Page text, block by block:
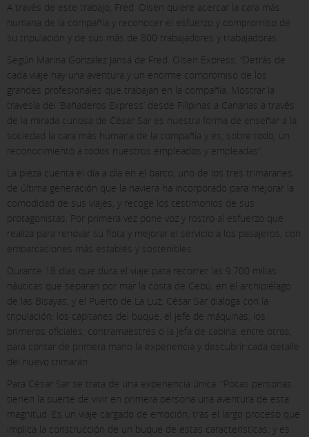
A través de este trabajo, Fred. Olsen quiere acercar la cara más
humana de la compañía y reconocer el esfuerzo y compromiso de
su tripulación y de sus más de 800 trabajadores y trabajadoras.
Según Marina Gonzalez Jansá de Fred. Olsen Express, “Detrás de
cada viaje hay una aventura y un enorme compromiso de los
grandes profesionales que trabajan en la compañía. Mostrar la
travesía del ‘Bañaderos Express’ desde Filipinas a Canarias a través
de la mirada curiosa de César Sar es nuestra forma de enseñar a la
sociedad la cara más humana de la compañía y es, sobre todo, un
reconocimiento a todos nuestros empleados y empleadas”.
La pieza cuenta el día a día en el barco, uno de los tres trimaranes
de última generación que la naviera ha incorporado para mejorar la
comodidad de sus viajes, y recoge los testimonios de sus
protagonistas. Por primera vez pone voz y rostro al esfuerzo que
realiza para renovar su flota y mejorar el servicio a los pasajeros, con
embarcaciones más estables y sostenibles.
Durante 18 días que dura el viaje para recorrer las 9.700 millas
náuticas que separan por mar la costa de Cebú, en el archipiélago
de las Bisayas, y el Puerto de La Luz, César Sar dialoga con la
tripulación: los capitanes del buque, el jefe de máquinas, los
primeros oficiales, contramaestres o la jefa de cabina, entre otros,
para contar de primera mano la experiencia y descubrir cada detalle
del nuevo trimarán.
Para César Sar se trata de una experiencia única. “Pocas personas
tienen la suerte de vivir en primera persona una aventura de esta
magnitud. Es un viaje cargado de emoción, tras el largo proceso que
implica la construcción de un buque de estas características, y es